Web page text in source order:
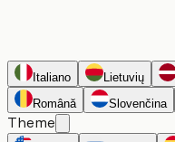
Italiano Lietuvių
Română
Slovenčina
Theme